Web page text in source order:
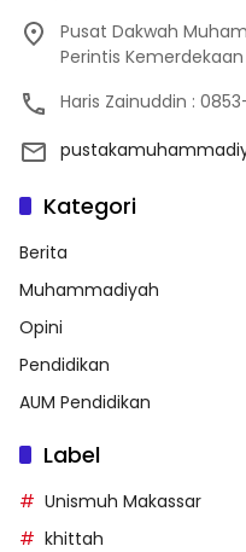
Pusat Dakwah
Perintis Kemerdekaan
Haris Zainuddin :
Kategori
Berita
Muhammadiyah
Opini
Pendidikan
AUM Pendidikan
Label
Unismuh Makassar
khittah